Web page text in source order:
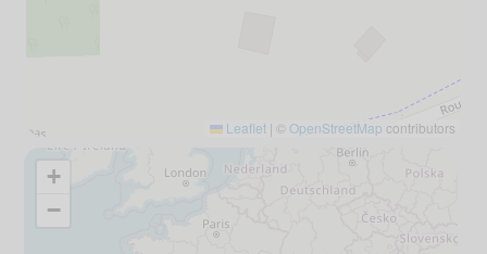
Leaflet | © OpenStreetMap contributors
+
−